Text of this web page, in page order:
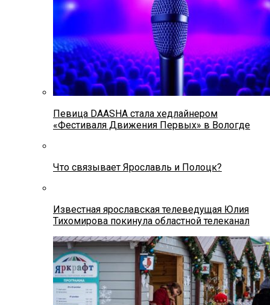
Певица DAASHA стала хедлайнером
«Фестиваля Движения Первых» в Вологде
Что связывает Ярославль и Полоцк?
Известная ярославская телеведущая Юлия
Тихомирова покинула областной телеканал